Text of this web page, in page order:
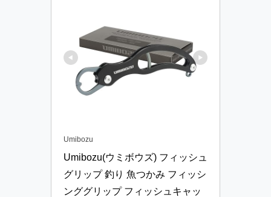
Umibozu
Umibozu(ウミボウズ) フィッシュ
グリップ 釣り 魚つかみ フィッシ
ンググリップ フィッシュキャッ